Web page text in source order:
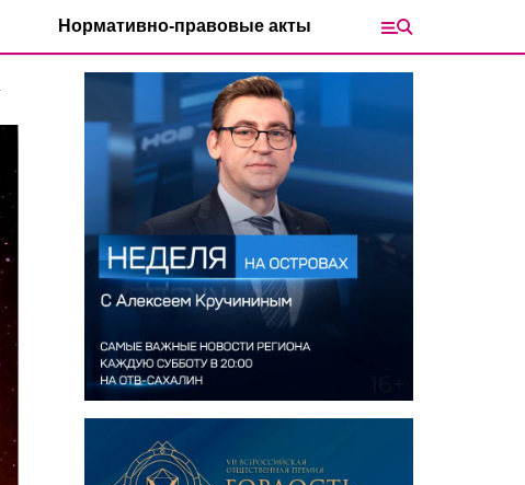
Нормативно-правовые акты